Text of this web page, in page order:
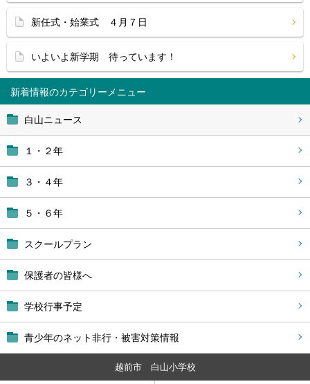
新着情報
白山ニュース
１・２年
３・４年
５・６年
スクールプラン
保護者の皆様へ
学校行事予定
青少年のネット非行・被害対策情報
新任式・始業式 ４月７日
いよいよ新学期 待っています！
越前市 白山小学校